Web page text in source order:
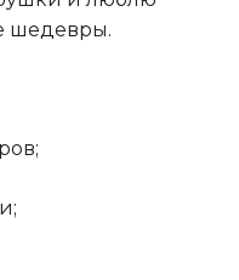
шедевры.